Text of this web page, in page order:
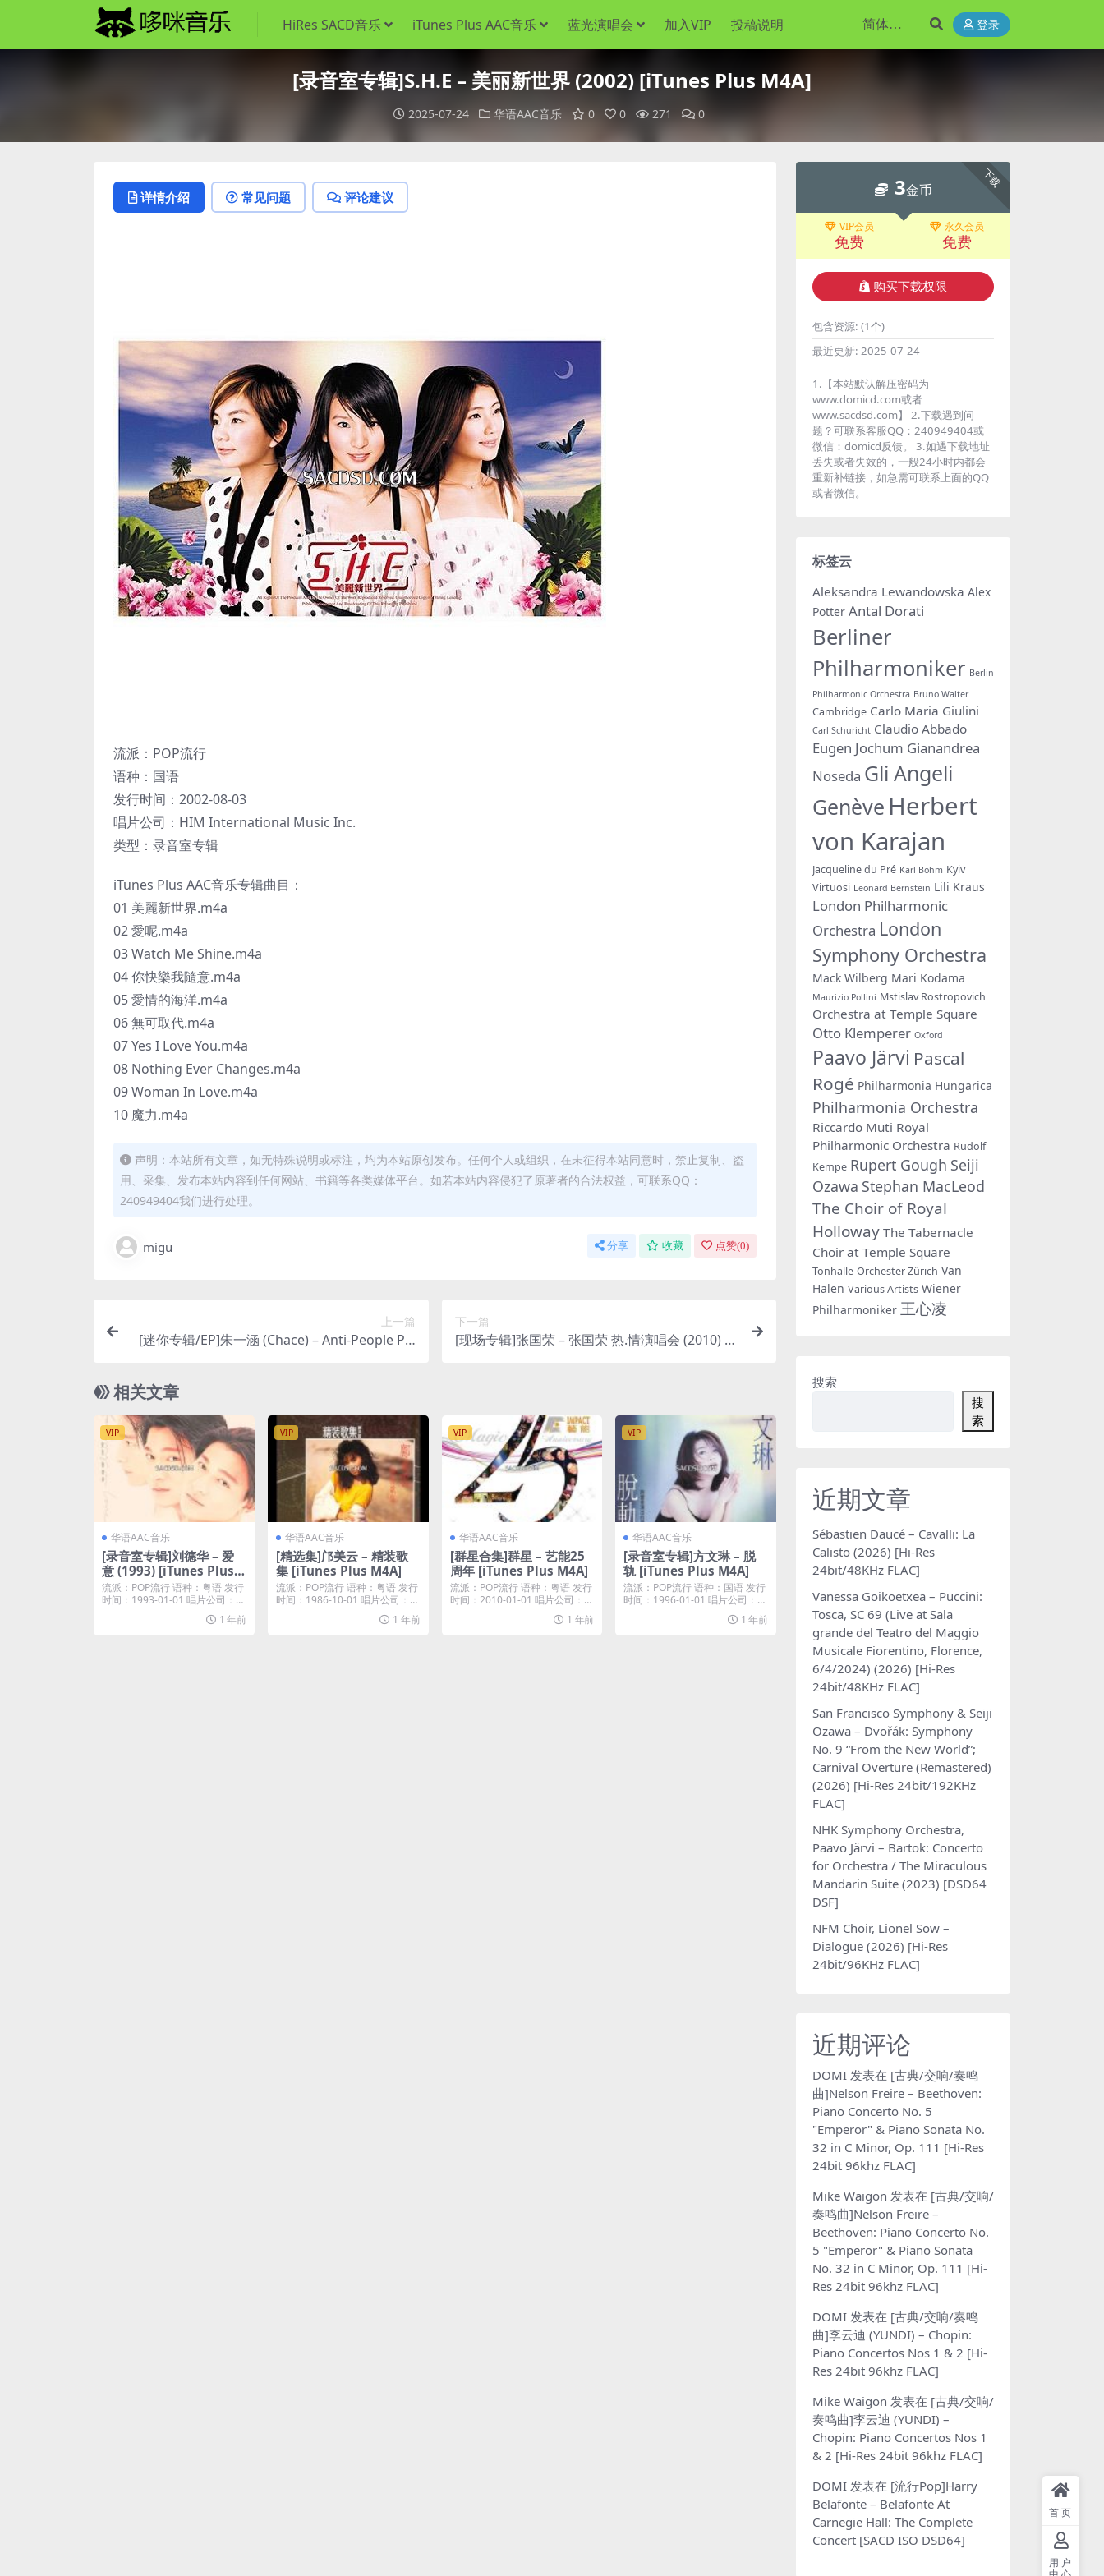
HiRes SACD音乐 iTunes Plus AAC音乐 蓝光演唱会 加入VIP 投稿说明 登录
[录音室专辑]S.H.E – 美丽新世界 (2002) [iTunes Plus M4A]
2025-07-24 华语AAC音乐 0 0 271 0
详情介绍 常见问题 评论建议
流派：POP流行
语种：国语
发行时间：2002-08-03
唱片公司：HIM International Music Inc.
类型：录音室专辑
iTunes Plus AAC音乐专辑曲目：
01 美麗新世界.m4a
02 愛呢.m4a
03 Watch Me Shine.m4a
04 你快樂我隨意.m4a
05 愛情的海洋.m4a
06 無可取代.m4a
07 Yes I Love You.m4a
08 Nothing Ever Changes.m4a
09 Woman In Love.m4a
10 魔力.m4a
声明：本站所有文章，如无特殊说明或标注，均为本站原创发布。任何个人或组织，在未征得本站同意时，禁止复制、盗
用、采集、发布本站内容到任何网站、书籍等各类媒体平台。如若本站内容侵犯了原著者的合法权益，可联系QQ：
240949404我们进行处理。
migu 分享 收藏 点赞(0)
上一篇
[迷你专辑/EP]朱一涵 (Chace) – Anti-People Ple
下一篇
[现场专辑]张国荣 – 张国荣 热.情演唱会 (2010) [iT
相关文章
VIP
华语AAC音乐
[录音室专辑]刘德华 – 爱
意 (1993) [iTunes Plus
M4A]
流派：POP流行 语种：粤语 发行
时间：1993-01-01 唱片公司：℗
1 年前
VIP
华语AAC音乐
[精选集]邝美云 – 精装歌
集 [iTunes Plus M4A]
流派：POP流行 语种：粤语 发行
时间：1986-10-01 唱片公司：U
1 年前
VIP
华语AAC音乐
[群星合集]群星 – 艺能25
周年 [iTunes Plus M4A]
流派：POP流行 语种：粤语 发行
时间：2010-01-01 唱片公司：环
1 年前
VIP
华语AAC音乐
[录音室专辑]方文琳 – 脱
轨 [iTunes Plus M4A]
流派：POP流行 语种：国语 发行
时间：1996-01-01 唱片公司：U
1 年前
下载
3金币
VIP会员
免费
永久会员
免费
购买下载权限
包含资源: (1个)
最近更新: 2025-07-24
1.【本站默认解压密码为
www.domicd.com或者
www.sacdsd.com】 2.下载遇到问
题？可联系客服QQ：240949404或
微信：domicd反馈。 3.如遇下载地址
丢失或者失效的，一般24小时内都会
重新补链接，如急需可联系上面的QQ
或者微信。
标签云
Aleksandra Lewandowska Alex
Potter Antal Dorati
Berliner
Philharmoniker Berlin
Philharmonic Orchestra Bruno Walter
Cambridge Carlo Maria Giulini
Carl Schuricht Claudio Abbado
Eugen Jochum Gianandrea
Noseda Gli Angeli
Genève Herbert
von Karajan
Jacqueline du Pré Karl Bohm Kyiv
Virtuosi Leonard Bernstein Lili Kraus
London Philharmonic
Orchestra London
Symphony Orchestra
Mack Wilberg Mari Kodama
Maurizio Pollini Mstislav Rostropovich
Orchestra at Temple Square
Otto Klemperer Oxford
Paavo Järvi Pascal
Rogé Philharmonia Hungarica
Philharmonia Orchestra
Riccardo Muti Royal
Philharmonic Orchestra Rudolf
Kempe Rupert Gough Seiji
Ozawa Stephan MacLeod
The Choir of Royal
Holloway The Tabernacle
Choir at Temple Square
Tonhalle-Orchester Zürich Van
Halen Various Artists Wiener
Philharmoniker 王心凌
搜索
搜
索
近期文章
Sébastien Daucé – Cavalli: La
Calisto (2026) [Hi-Res
24bit/48KHz FLAC]
Vanessa Goikoetxea – Puccini:
Tosca, SC 69 (Live at Sala
grande del Teatro del Maggio
Musicale Fiorentino, Florence,
6/4/2024) (2026) [Hi-Res
24bit/48KHz FLAC]
San Francisco Symphony & Seiji
Ozawa – Dvořák: Symphony
No. 9 “From the New World”;
Carnival Overture (Remastered)
(2026) [Hi-Res 24bit/192KHz
FLAC]
NHK Symphony Orchestra,
Paavo Järvi – Bartok: Concerto
for Orchestra / The Miraculous
Mandarin Suite (2023) [DSD64
DSF]
NFM Choir, Lionel Sow –
Dialogue (2026) [Hi-Res
24bit/96KHz FLAC]
近期评论
DOMI 发表在 [古典/交响/奏鸣
曲]Nelson Freire – Beethoven:
Piano Concerto No. 5
"Emperor" & Piano Sonata No.
32 in C Minor, Op. 111 [Hi-Res
24bit 96khz FLAC]
Mike Waigon 发表在 [古典/交响/
奏鸣曲]Nelson Freire –
Beethoven: Piano Concerto No.
5 "Emperor" & Piano Sonata
No. 32 in C Minor, Op. 111 [Hi-
Res 24bit 96khz FLAC]
DOMI 发表在 [古典/交响/奏鸣
曲]李云迪 (YUNDI) – Chopin:
Piano Concertos Nos 1 & 2 [Hi-
Res 24bit 96khz FLAC]
Mike Waigon 发表在 [古典/交响/
奏鸣曲]李云迪 (YUNDI) –
Chopin: Piano Concertos Nos 1
& 2 [Hi-Res 24bit 96khz FLAC]
DOMI 发表在 [流行Pop]Harry
Belafonte – Belafonte At
Carnegie Hall: The Complete
Concert [SACD ISO DSD64]
首页
用户